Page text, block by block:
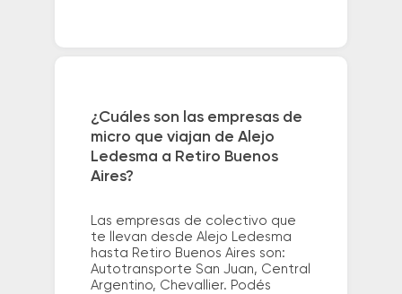
¿Cuáles son las empresas de
micro que viajan de Alejo
Ledesma a Retiro Buenos
Aires?
Las empresas de colectivo que
te llevan desde Alejo Ledesma
hasta Retiro Buenos Aires son:
Autotransporte San Juan, Central
Argentino, Chevallier. Podés